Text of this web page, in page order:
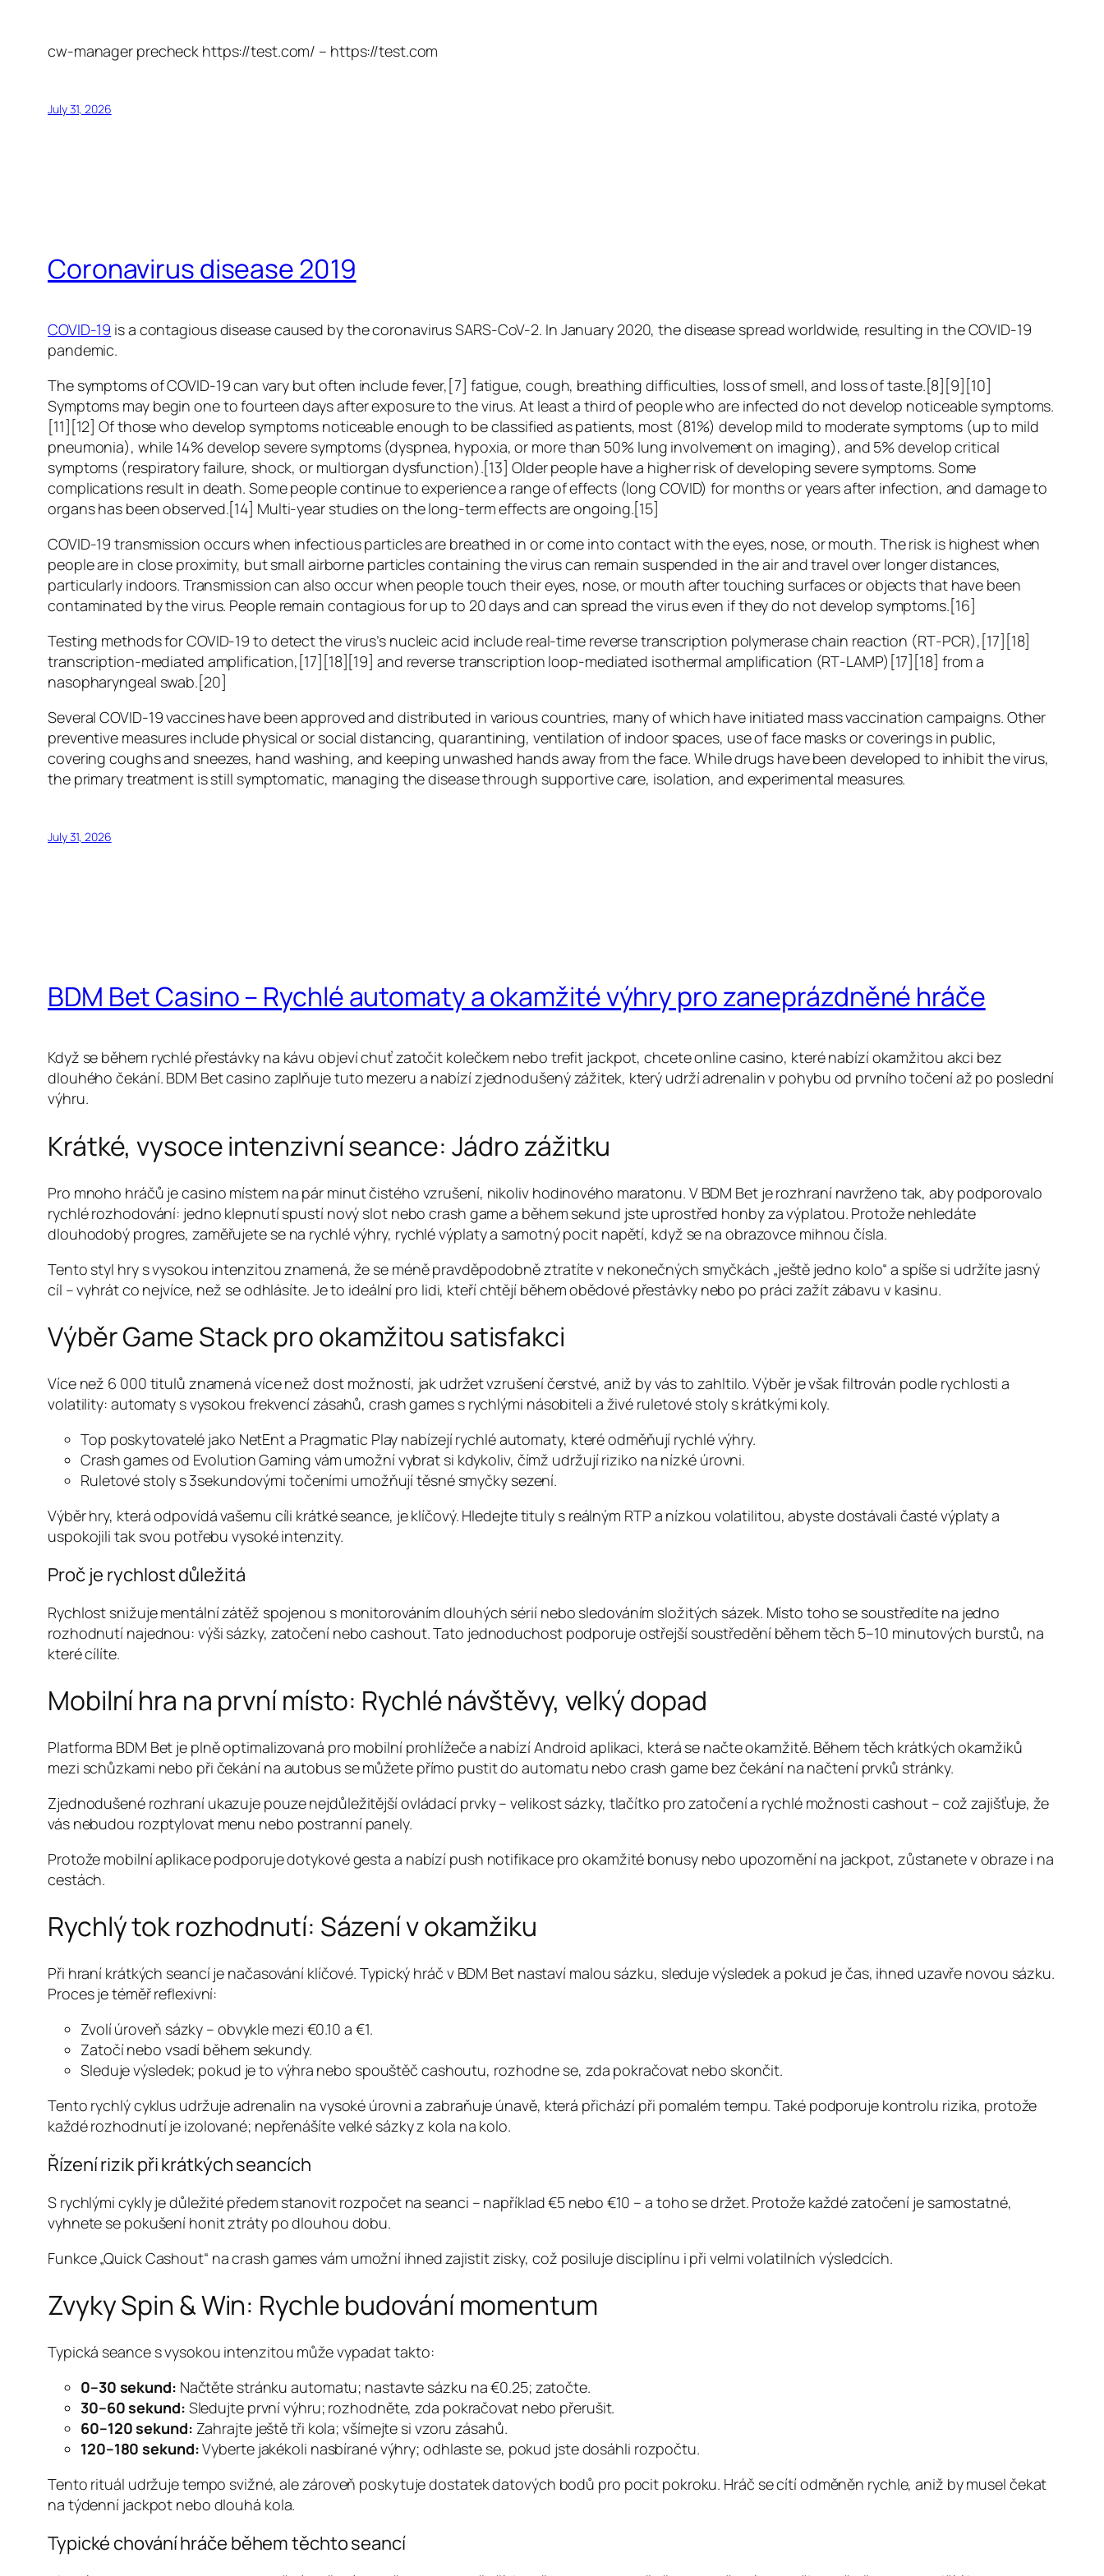
cw-manager precheck https://test.com/ – https://test.com
July 31, 2026
Coronavirus disease 2019
COVID-19 is a contagious disease caused by the coronavirus SARS-CoV-2. In January 2020, the disease spread worldwide, resulting in the COVID-19
pandemic.
The symptoms of COVID‑19 can vary but often include fever,[7] fatigue, cough, breathing difficulties, loss of smell, and loss of taste.[8][9][10]
Symptoms may begin one to fourteen days after exposure to the virus. At least a third of people who are infected do not develop noticeable symptoms.
[11][12] Of those who develop symptoms noticeable enough to be classified as patients, most (81%) develop mild to moderate symptoms (up to mild
pneumonia), while 14% develop severe symptoms (dyspnea, hypoxia, or more than 50% lung involvement on imaging), and 5% develop critical
symptoms (respiratory failure, shock, or multiorgan dysfunction).[13] Older people have a higher risk of developing severe symptoms. Some
complications result in death. Some people continue to experience a range of effects (long COVID) for months or years after infection, and damage to
organs has been observed.[14] Multi-year studies on the long-term effects are ongoing.[15]
COVID‑19 transmission occurs when infectious particles are breathed in or come into contact with the eyes, nose, or mouth. The risk is highest when
people are in close proximity, but small airborne particles containing the virus can remain suspended in the air and travel over longer distances,
particularly indoors. Transmission can also occur when people touch their eyes, nose, or mouth after touching surfaces or objects that have been
contaminated by the virus. People remain contagious for up to 20 days and can spread the virus even if they do not develop symptoms.[16]
Testing methods for COVID-19 to detect the virus’s nucleic acid include real-time reverse transcription polymerase chain reaction (RT‑PCR),[17][18]
transcription-mediated amplification,[17][18][19] and reverse transcription loop-mediated isothermal amplification (RT‑LAMP)[17][18] from a
nasopharyngeal swab.[20]
Several COVID-19 vaccines have been approved and distributed in various countries, many of which have initiated mass vaccination campaigns. Other
preventive measures include physical or social distancing, quarantining, ventilation of indoor spaces, use of face masks or coverings in public,
covering coughs and sneezes, hand washing, and keeping unwashed hands away from the face. While drugs have been developed to inhibit the virus,
the primary treatment is still symptomatic, managing the disease through supportive care, isolation, and experimental measures.
July 31, 2026
BDM Bet Casino – Rychlé automaty a okamžité výhry pro zaneprázdněné hráče
Když se během rychlé přestávky na kávu objeví chuť zatočit kolečkem nebo trefit jackpot, chcete online casino, které nabízí okamžitou akci bez
dlouhého čekání. BDM Bet casino zaplňuje tuto mezeru a nabízí zjednodušený zážitek, který udrží adrenalin v pohybu od prvního točení až po poslední
výhru.
Krátké, vysoce intenzivní seance: Jádro zážitku
Pro mnoho hráčů je casino místem na pár minut čistého vzrušení, nikoliv hodinového maratonu. V BDM Bet je rozhraní navrženo tak, aby podporovalo
rychlé rozhodování: jedno klepnutí spustí nový slot nebo crash game a během sekund jste uprostřed honby za výplatou. Protože nehledáte
dlouhodobý progres, zaměřujete se na rychlé výhry, rychlé výplaty a samotný pocit napětí, když se na obrazovce mihnou čísla.
Tento styl hry s vysokou intenzitou znamená, že se méně pravděpodobně ztratíte v nekonečných smyčkách „ještě jedno kolo“ a spíše si udržíte jasný
cíl – vyhrát co nejvíce, než se odhlásíte. Je to ideální pro lidi, kteří chtějí během obědové přestávky nebo po práci zažít zábavu v kasinu.
Výběr Game Stack pro okamžitou satisfakci
Více než 6 000 titulů znamená více než dost možností, jak udržet vzrušení čerstvé, aniž by vás to zahltilo. Výběr je však filtrován podle rychlosti a
volatility: automaty s vysokou frekvencí zásahů, crash games s rychlými násobiteli a živé ruletové stoly s krátkými koly.
Top poskytovatelé jako NetEnt a Pragmatic Play nabízejí rychlé automaty, které odměňují rychlé výhry.
Crash games od Evolution Gaming vám umožní vybrat si kdykoliv, čímž udržují riziko na nízké úrovni.
Ruletové stoly s 3sekundovými točeními umožňují těsné smyčky sezení.
Výběr hry, která odpovídá vašemu cíli krátké seance, je klíčový. Hledejte tituly s reálným RTP a nízkou volatilitou, abyste dostávali časté výplaty a
uspokojili tak svou potřebu vysoké intenzity.
Proč je rychlost důležitá
Rychlost snižuje mentální zátěž spojenou s monitorováním dlouhých sérií nebo sledováním složitých sázek. Místo toho se soustředíte na jedno
rozhodnutí najednou: výši sázky, zatočení nebo cashout. Tato jednoduchost podporuje ostřejší soustředění během těch 5–10 minutových burstů, na
které cílíte.
Mobilní hra na první místo: Rychlé návštěvy, velký dopad
Platforma BDM Bet je plně optimalizovaná pro mobilní prohlížeče a nabízí Android aplikaci, která se načte okamžitě. Během těch krátkých okamžiků
mezi schůzkami nebo při čekání na autobus se můžete přímo pustit do automatu nebo crash game bez čekání na načtení prvků stránky.
Zjednodušené rozhraní ukazuje pouze nejdůležitější ovládací prvky – velikost sázky, tlačítko pro zatočení a rychlé možnosti cashout – což zajišťuje, že
vás nebudou rozptylovat menu nebo postranní panely.
Protože mobilní aplikace podporuje dotykové gesta a nabízí push notifikace pro okamžité bonusy nebo upozornění na jackpot, zůstanete v obraze i na
cestách.
Rychlý tok rozhodnutí: Sázení v okamžiku
Při hraní krátkých seancí je načasování klíčové. Typický hráč v BDM Bet nastaví malou sázku, sleduje výsledek a pokud je čas, ihned uzavře novou sázku.
Proces je téměř reflexivní:
Zvolí úroveň sázky – obvykle mezi €0.10 a €1.
Zatočí nebo vsadí během sekundy.
Sleduje výsledek; pokud je to výhra nebo spouštěč cashoutu, rozhodne se, zda pokračovat nebo skončit.
Tento rychlý cyklus udržuje adrenalin na vysoké úrovni a zabraňuje únavě, která přichází při pomalém tempu. Také podporuje kontrolu rizika, protože
každé rozhodnutí je izolované; nepřenášíte velké sázky z kola na kolo.
Řízení rizik při krátkých seancích
S rychlými cykly je důležité předem stanovit rozpočet na seanci – například €5 nebo €10 – a toho se držet. Protože každé zatočení je samostatné,
vyhnete se pokušení honit ztráty po dlouhou dobu.
Funkce „Quick Cashout“ na crash games vám umožní ihned zajistit zisky, což posiluje disciplínu i při velmi volatilních výsledcích.
Zvyky Spin & Win: Rychle budování momentum
Typická seance s vysokou intenzitou může vypadat takto:
0–30 sekund: Načtěte stránku automatu; nastavte sázku na €0.25; zatočte.
30–60 sekund: Sledujte první výhru; rozhodněte, zda pokračovat nebo přerušit.
60–120 sekund: Zahrajte ještě tři kola; všímejte si vzoru zásahů.
120–180 sekund:Vyberte jakékoli nasbírané výhry; odhlaste se, pokud jste dosáhli rozpočtu.
Tento rituál udržuje tempo svižné, ale zároveň poskytuje dostatek datových bodů pro pocit pokroku. Hráč se cítí odměněn rychle, aniž by musel čekat
na týdenní jackpot nebo dlouhá kola.
Typické chování hráče během těchto seancí